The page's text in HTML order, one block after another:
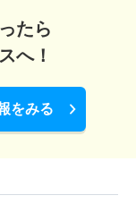
たら
へ！
をみる